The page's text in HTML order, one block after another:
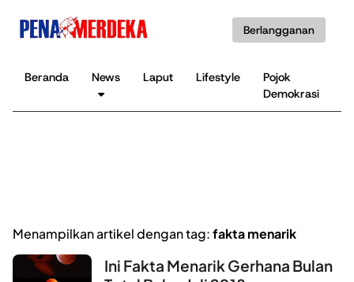
Berlangganan
Beranda News Laput Lifestyle
Pojok
Demokrasi
Menampilkan artikel dengan tag:fakta menarik
Ini Fakta Menarik Gerhana Bulan